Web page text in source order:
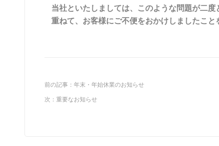
当社といたしましては、このような問題が二
重ねて、お客様にご不便をおかけしましたこと
前の記事： 年末・年始休業のお知らせ
次： 重要なお知らせ